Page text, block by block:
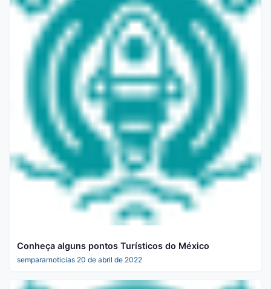
Conheça alguns pontos Turísticos do México
sempararnoticias 20 de abril de 2022